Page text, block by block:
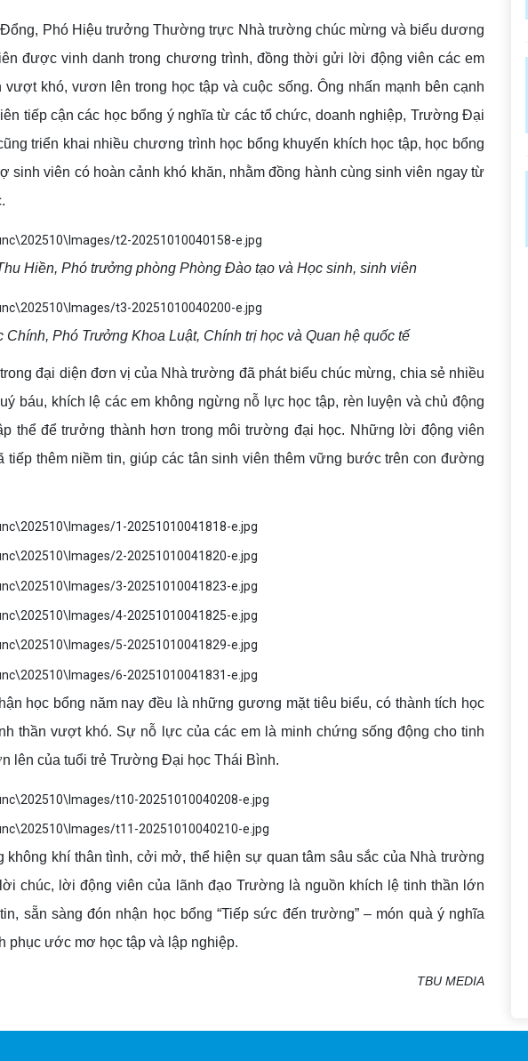
Phó Hiệu trưởng Thường trực Nhà trường chúc mừng và biểu dương
được vinh danh trong chương trình, đồng thời gửi lời động viên các em
vượt khó, vươn lên trong học tập và cuộc sống. Ông nhấn mạnh bên cạnh
tiếp cận các học bổng ý nghĩa từ các tổ chức, doanh nghiệp, Trường Đại
triển khai nhiều chương trình học bổng khuyến khích học tập, học bổng
sinh viên có hoàn cảnh khó khăn, nhằm đồng hành cùng sinh viên ngay từ
Hiền, Phó trưởng phòng Phòng Đào tạo và Học sinh, sinh viên
Chính, Phó Trưởng Khoa Luật, Chính trị học và Quan hệ quốc tế
đại diện đơn vị của Nhà trường đã phát biểu chúc mừng, chia sẻ nhiều
báu, khích lệ các em không ngừng nỗ lực học tập, rèn luyện và chủ động
thể để trưởng thành hơn trong môi trường đại học. Những lời động viên
tiếp thêm niềm tin, giúp các tân sinh viên thêm vững bước trên con đường
học bổng năm nay đều là những gương mặt tiêu biểu, có thành tích học
thần vượt khó. Sự nỗ lực của các em là minh chứng sống động cho tinh
lên của tuổi trẻ Trường Đại học Thái Bình.
không khí thân tình, cởi mở, thể hiện sự quan tâm sâu sắc của Nhà trường
chúc, lời động viên của lãnh đạo Trường là nguồn khích lệ tinh thần lớn
sẵn sàng đón nhận học bổng “Tiếp sức đến trường” – món quà ý nghĩa
phục ước mơ học tập và lập nghiệp.
TBU MEDIA